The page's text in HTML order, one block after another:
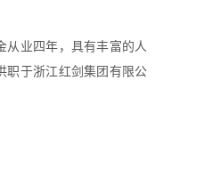
从业四年，具有丰富的人
职于浙江红剑集团有限公